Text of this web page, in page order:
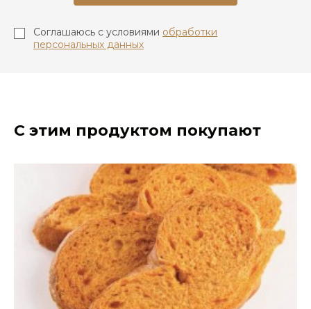
Соглашаюсь с условиями обработки
персональных данных
С этим продуктом покупают